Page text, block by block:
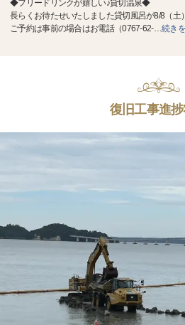
◆フリードリンクが嬉しい♪貸切温泉◆
長らくお待たせいたしました貸切風呂が8/8（土
ご予約は事前の場合はお電話（0767-62-…続き
復旧工事進